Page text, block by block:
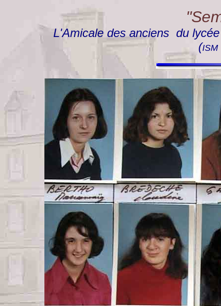
L'Amicale des anciens du
(ISM